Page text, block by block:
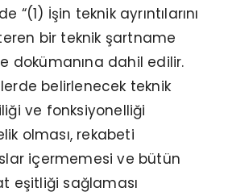
“(1) İşin teknik ayrıntılarını
bir teknik şartname
dokümanına dahil edilir.
belirlenecek teknik
ve fonksiyonelliği
olması, rekabeti
içermemesi ve bütün
eşitliği sağlaması